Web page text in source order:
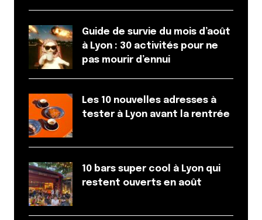
J’ajouterai que le chocolat est super, vraiment
traditionnel comme si l’on avait fait fondre la
tablette de chocolat dans le lait. je vous le conseille.
9 mai 2013 à 14 h 06 min
Répondre
Votre adresse e-mail ne sera pas publiée. Les
champs obligatoires sont indiqués avec
Prévenez-moi de tous les nouveaux commentaires
par e-mail.
Guide de survie du mois d’août
à Lyon : 30 activités pour ne
pas mourir d’ennui
Les 10 nouvelles adresses à
tester à Lyon avant la rentrée
10 bars super cool à Lyon qui
restent ouverts en août